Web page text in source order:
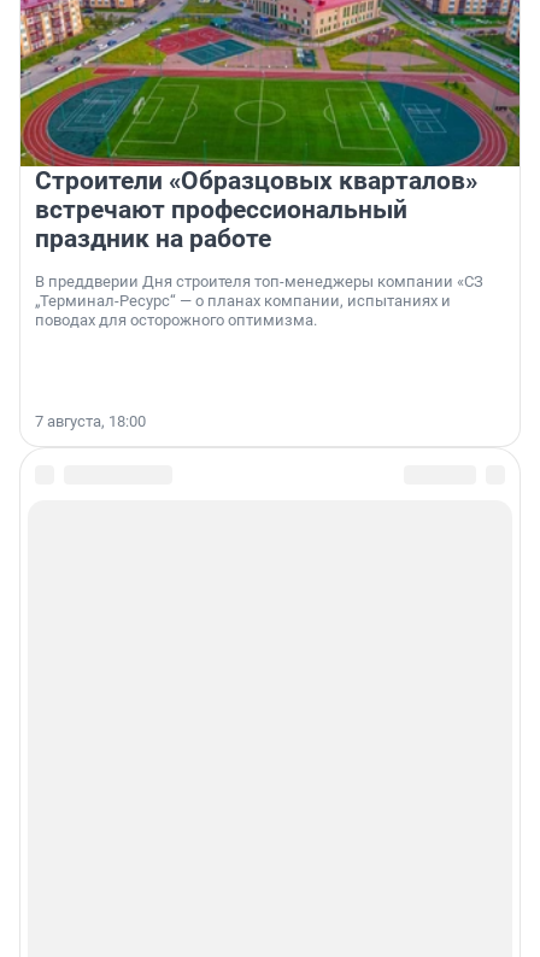
Строители «Образцовых кварталов»
встречают профессиональный
праздник на работе
В преддверии Дня строителя топ-менеджеры компании «СЗ
„Терминал-Ресурс“ — о планах компании, испытаниях и
поводах для осторожного оптимизма.
7 августа, 18:00